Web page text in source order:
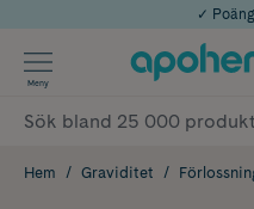
Årets Butik
Använd kod:
✓ Rådgivning från
✓
Meny
Hem Graviditet